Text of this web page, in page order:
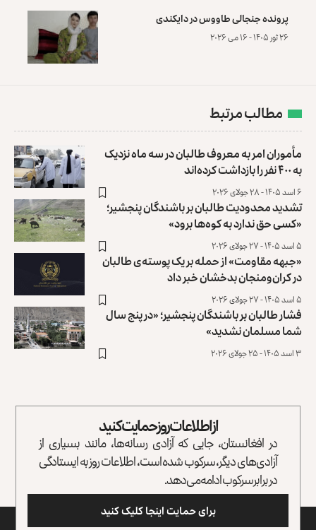
پرونده‌ جنجالی طاووس در دایکندی
۲۶ ثور ۱۴۰۵ - ۱۶ می ۲۰۲۶
مطالب مرتبط
مأموران امر به معروف طالبان در سه ماه نزدیک
به ۴۰۰ نفر را بازداشت کرده‌اند
۶ اسد ۱۴۰۵ - ۲۸ جولای ۲۰۲۶
تشدید محدودیت طالبان بر باشندگان پنجشیر؛
«کسی حق ندارد به کوه‌ها برود»
۵ اسد ۱۴۰۵ - ۲۷ جولای ۲۰۲۶
«جبهه مقاومت» از حمله بر یک پوسته‌ی طالبان
در کران‌ومنجان بدخشان خبر داد
۵ اسد ۱۴۰۵ - ۲۷ جولای ۲۰۲۶
فشار طالبان بر باشندگان پنجشیر؛ «در پنج سال
شما مسلمان نشدید»
۳ اسد ۱۴۰۵ - ۲۵ جولای ۲۰۲۶
از اطلاعات روز حمایت کنید
در افغانستان، جایی که آزادی رسانه‌ها، مانند بسیاری از
آزادی‌های دیگر، سرکوب شده است، اطلاعات روز به ایستادگی
در برابر سرکوب ادامه می‌دهد.
برای حمایت اینجا کلیک کنید